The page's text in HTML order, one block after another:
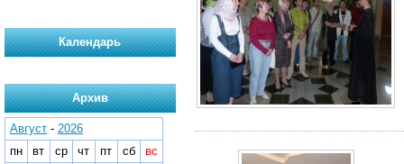
Календарь
Архив
Август - 2026
пн
вт ср чт пт сб
вс